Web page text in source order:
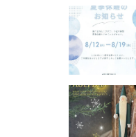
－GALLERY
プロフィ